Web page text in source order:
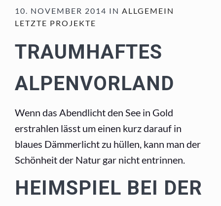
10. NOVEMBER 2014 IN ALLGEMEIN
LETZTE PROJEKTE
TRAUMHAFTES
ALPENVORLAND
Wenn das Abendlicht den See in Gold
erstrahlen lässt um einen kurz darauf in
blaues Dämmerlicht zu hüllen, kann man der
Schönheit der Natur gar nicht entrinnen.
HEIMSPIEL BEI DER